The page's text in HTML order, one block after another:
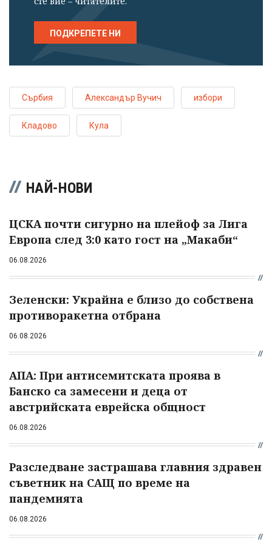
ПОДКРЕПЕТЕ НИ
Сърбия Александър Вучич избори
Кладово Кула
НАЙ-НОВИ
ЦСКА почти сигурно на плейоф за Лига
Европа след 3:0 като гост на „Макаби“
06.08.2026
Зеленски: Украйна е близо до собствена
противоракетна отбрана
06.08.2026
АПА: При антисемитската проява в
Банско са замесени и деца от
австрийската еврейска общност
06.08.2026
Разследване застрашава главния здравен
съветник на САЩ по време на
пандемията
06.08.2026